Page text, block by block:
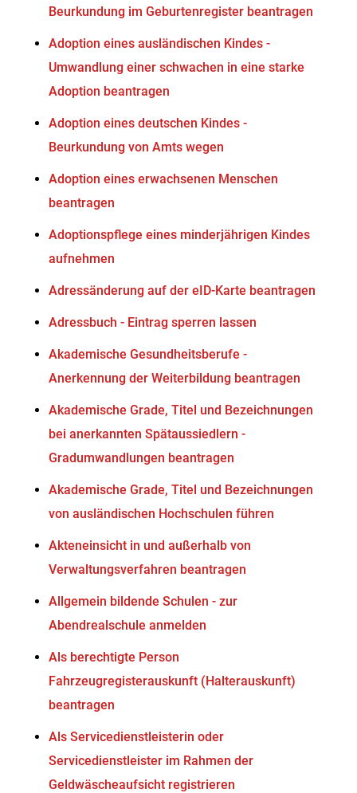
Beurkundung im Geburtenregister beantragen
Adoption eines ausländischen Kindes -
Umwandlung einer schwachen in eine starke
Adoption beantragen
Adoption eines deutschen Kindes -
Beurkundung von Amts wegen
Adoption eines erwachsenen Menschen
beantragen
Adoptionspflege eines minderjährigen Kindes
aufnehmen
Adressänderung auf der eID-Karte beantragen
Adressbuch - Eintrag sperren lassen
Akademische Gesundheitsberufe -
Anerkennung der Weiterbildung beantragen
Akademische Grade, Titel und Bezeichnungen
bei anerkannten Spätaussiedlern -
Gradumwandlungen beantragen
Akademische Grade, Titel und Bezeichnungen
von ausländischen Hochschulen führen
Akteneinsicht in und außerhalb von
Verwaltungsverfahren beantragen
Allgemein bildende Schulen - zur
Abendrealschule anmelden
Als berechtigte Person
Fahrzeugregisterauskunft (Halterauskunft)
beantragen
Als Servicedienstleisterin oder
Servicedienstleister im Rahmen der
Geldwäscheaufsicht registrieren